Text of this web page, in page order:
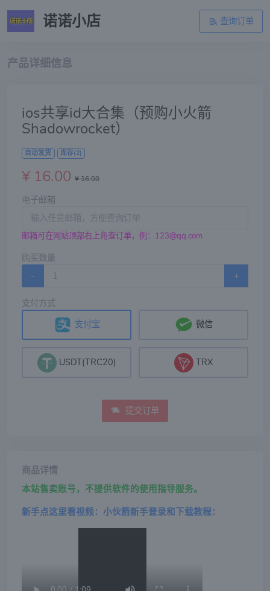
诺诺小店 查询订单
产品详细信息
ios共享id大合集（预购小火箭
Shadowrocket）
自动发货 库存(2)
¥ 16.00 ¥ 16.00
电子邮箱
邮箱可在网站顶部右上角查订单，例： 123@qq.com
购买数量
-
+
支付方式
支付宝
微信
USDT(TRC20) TRX
提交订单
商品详情
本站售卖账号，不提供软件的使用指导服务。
新手点这里看视频：小伙箭新手登录和下载教程：